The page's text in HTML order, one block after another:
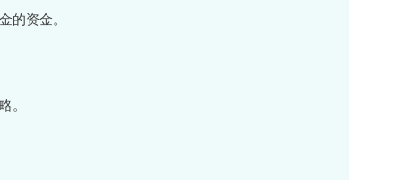
资金。
。